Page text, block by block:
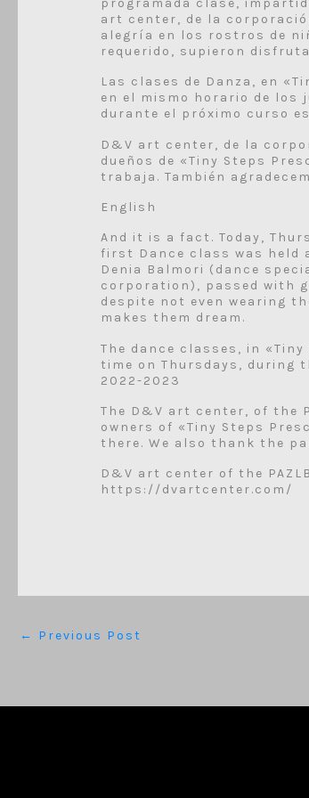
art center, de la
alegría en los rostros de
requerido, supieron
Las clases de Danza, en
en el mismo horario de los
durante el próximo curso
D&V art center, de la
dueños de «Tiny Steps
trabaja. También
English
And it is a fact. Today,
first Dance class was held
Denia Balmori (dance
corporation), passed with
despite not even wearing
makes them dream.
The dance classes, in
time on Thursdays, during
2022-2023
The D&V art center, of the
owners of «Tiny Steps
there. We also thank the
D&V art center of the
https://dvartcenter.com/
← Previous Post